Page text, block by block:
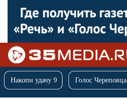
Накопи удачу 9 Голос Череповца